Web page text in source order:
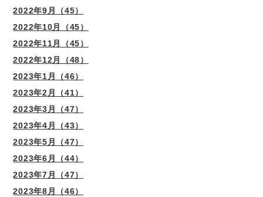
2022年9月（45）
2022年10月（45）
2022年11月（45）
2022年12月（48）
2023年1月（46）
2023年2月（41）
2023年3月（47）
2023年4月（43）
2023年5月（47）
2023年6月（44）
2023年7月（47）
2023年8月（46）